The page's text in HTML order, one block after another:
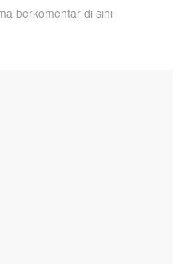
berkomentar di sini